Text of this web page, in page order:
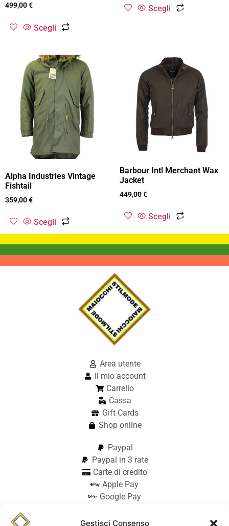
Gestisci Consenso
499,00€
Scegli
Scegli
Alpha Industries Vintage
Fishtail
359,00€
Scegli
Barbour Intl Merchant Wax
Jacket
449,00€
Scegli
Area utente
Il mio account
Carrello
Cassa
Gift Cards
Shop online
Paypal
Paypal in 3 rate
Carte di credito
Apple Pay
Google Pay
Pagamento alla consegna